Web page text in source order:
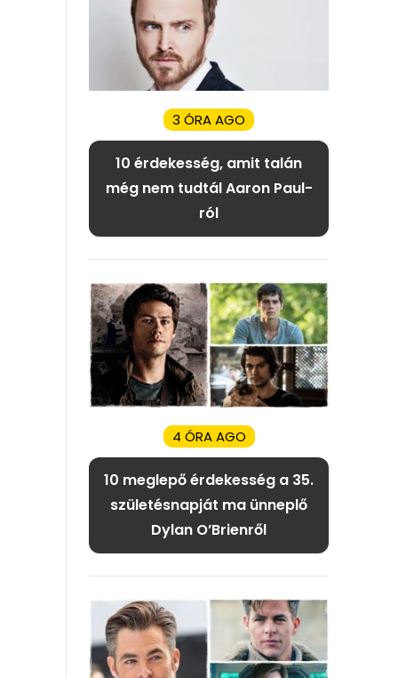
3 ÓRA AGO
10 érdekesség, amit talán
még nem tudtál Aaron Paul-
ról
4 ÓRA AGO
10 meglepő érdekesség a 35.
születésnapját ma ünneplő
Dylan O’Brienről